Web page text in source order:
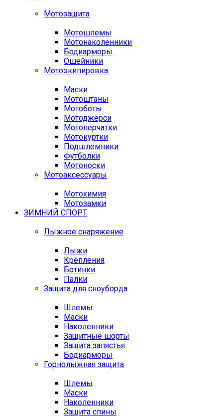
Мотозащита
Мотошлемы
Мотонаколенники
Бодиарморы
Ошейники
Мотоэкипировка
Маски
Мотоштаны
Мотоботы
Мотоджерси
Мотоперчатки
Мотокуртки
Подшлемники
Футболки
Мотоноски
Мотоаксессуары
Мотохимия
Мотозамки
ЗИМНИЙ СПОРТ
Лыжное снаряжение
Лыжи
Крепления
Ботинки
Палки
Защита для сноуборда
Шлемы
Маски
Наколенники
Защитные шорты
Защита запястья
Бодиарморы
Горнолыжная защита
Шлемы
Маски
Наколенники
Защита спины